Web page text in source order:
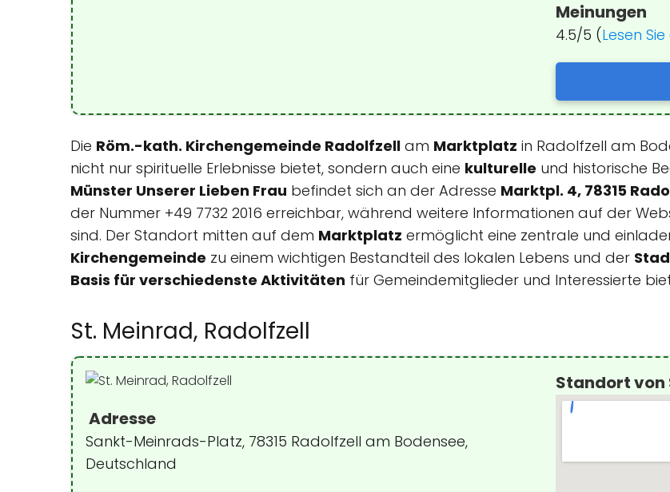
Meinungen
4.5/5 (Lesen
Die Röm.-kath. Kirchengemeinde Radolfzell am Marktplatz in Radolfzell am
nicht nur spirituelle Erlebnisse bietet, sondern auch eine kulturelle und historische
Münster Unserer Lieben Frau befindet sich an der Adresse Marktpl. 4, 78315
der Nummer +49 7732 2016 erreichbar, während weitere Informationen auf der
sind. Der Standort mitten auf dem Marktplatz ermöglicht eine zentrale und
Kirchengemeinde zu einem wichtigen Bestandteil des lokalen Lebens und der
Basis für verschiedenste Aktivitäten für Gemeindemitglieder und Interessierte
St. Meinrad, Radolfzell
Adresse
Sankt-Meinrads-Platz, 78315 Radolfzell am Bodensee,
Deutschland
Standort von